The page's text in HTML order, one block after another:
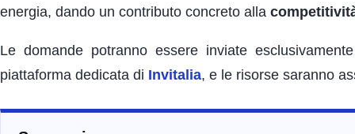
energia, dando un contributo concreto alla
Le domande potranno essere inviate
piattaforma dedicata di Invitalia, e le risorse saranno